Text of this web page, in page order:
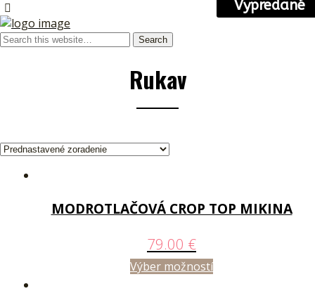
Rukav
MODROTLAČOVÁ CROP TOP MIKINA
79.00 €
Výber možností
Vypredané